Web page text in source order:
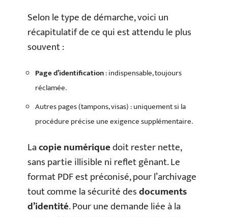
Selon le type de démarche, voici un
récapitulatif de ce qui est attendu le plus
souvent :
Page d’identification: indispensable, toujours
réclamée.
Autres pages (tampons, visas) : uniquement si la
procédure précise une exigence supplémentaire.
Lacopie numériquedoit rester nette,
sans partie illisible ni reflet gênant. Le
format PDF est préconisé, pour l’archivage
tout comme la sécurité desdocuments
d’identité. Pour une demande liée à la